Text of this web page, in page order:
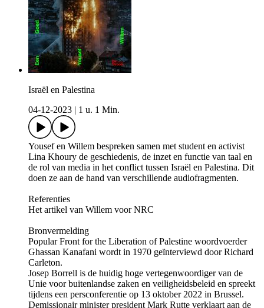
Israël en Palestina
04-12-2023
1 u. 1 Min.
Yousef en Willem bespreken samen met student en activist
Lina Khoury de geschiedenis, de inzet en functie van taal en
de rol van media in het conflict tussen Israël en Palestina. Dit
doen ze aan de hand van verschillende audiofragmenten.
Referenties
Het artikel van Willem voor NRC
Bronvermelding
Popular Front for the Liberation of Palestine woordvoerder
Ghassan Kanafani wordt in 1970 geïnterviewd door Richard
Carleton.
Josep Borrell is de huidig hoge vertegenwoordiger van de
Unie voor buitenlandse zaken en veiligheidsbeleid en spreekt
tijdens een persconferentie op 13 oktober 2022 in Brussel.
Demissionair minister president Mark Rutte verklaart aan de